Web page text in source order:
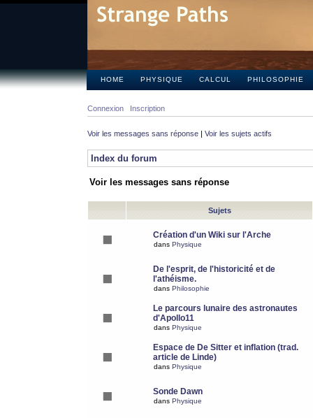
HOME PHYSIQUE CALCUL PHILOSOPHIE
Connexion Inscription
Voir les messages sans réponse | Voir les sujets actifs
Index du forum
Voir les messages sans réponse
Sujets
Création d'un Wiki sur l'Arche
dans Physique
De l'esprit, de l'historicité et de
l'athéisme.
dans Philosophie
Le parcours lunaire des astronautes
d'Apollo11
dans Physique
Espace de De Sitter et inflation (trad.
article de Linde)
dans Physique
Sonde Dawn
dans Physique